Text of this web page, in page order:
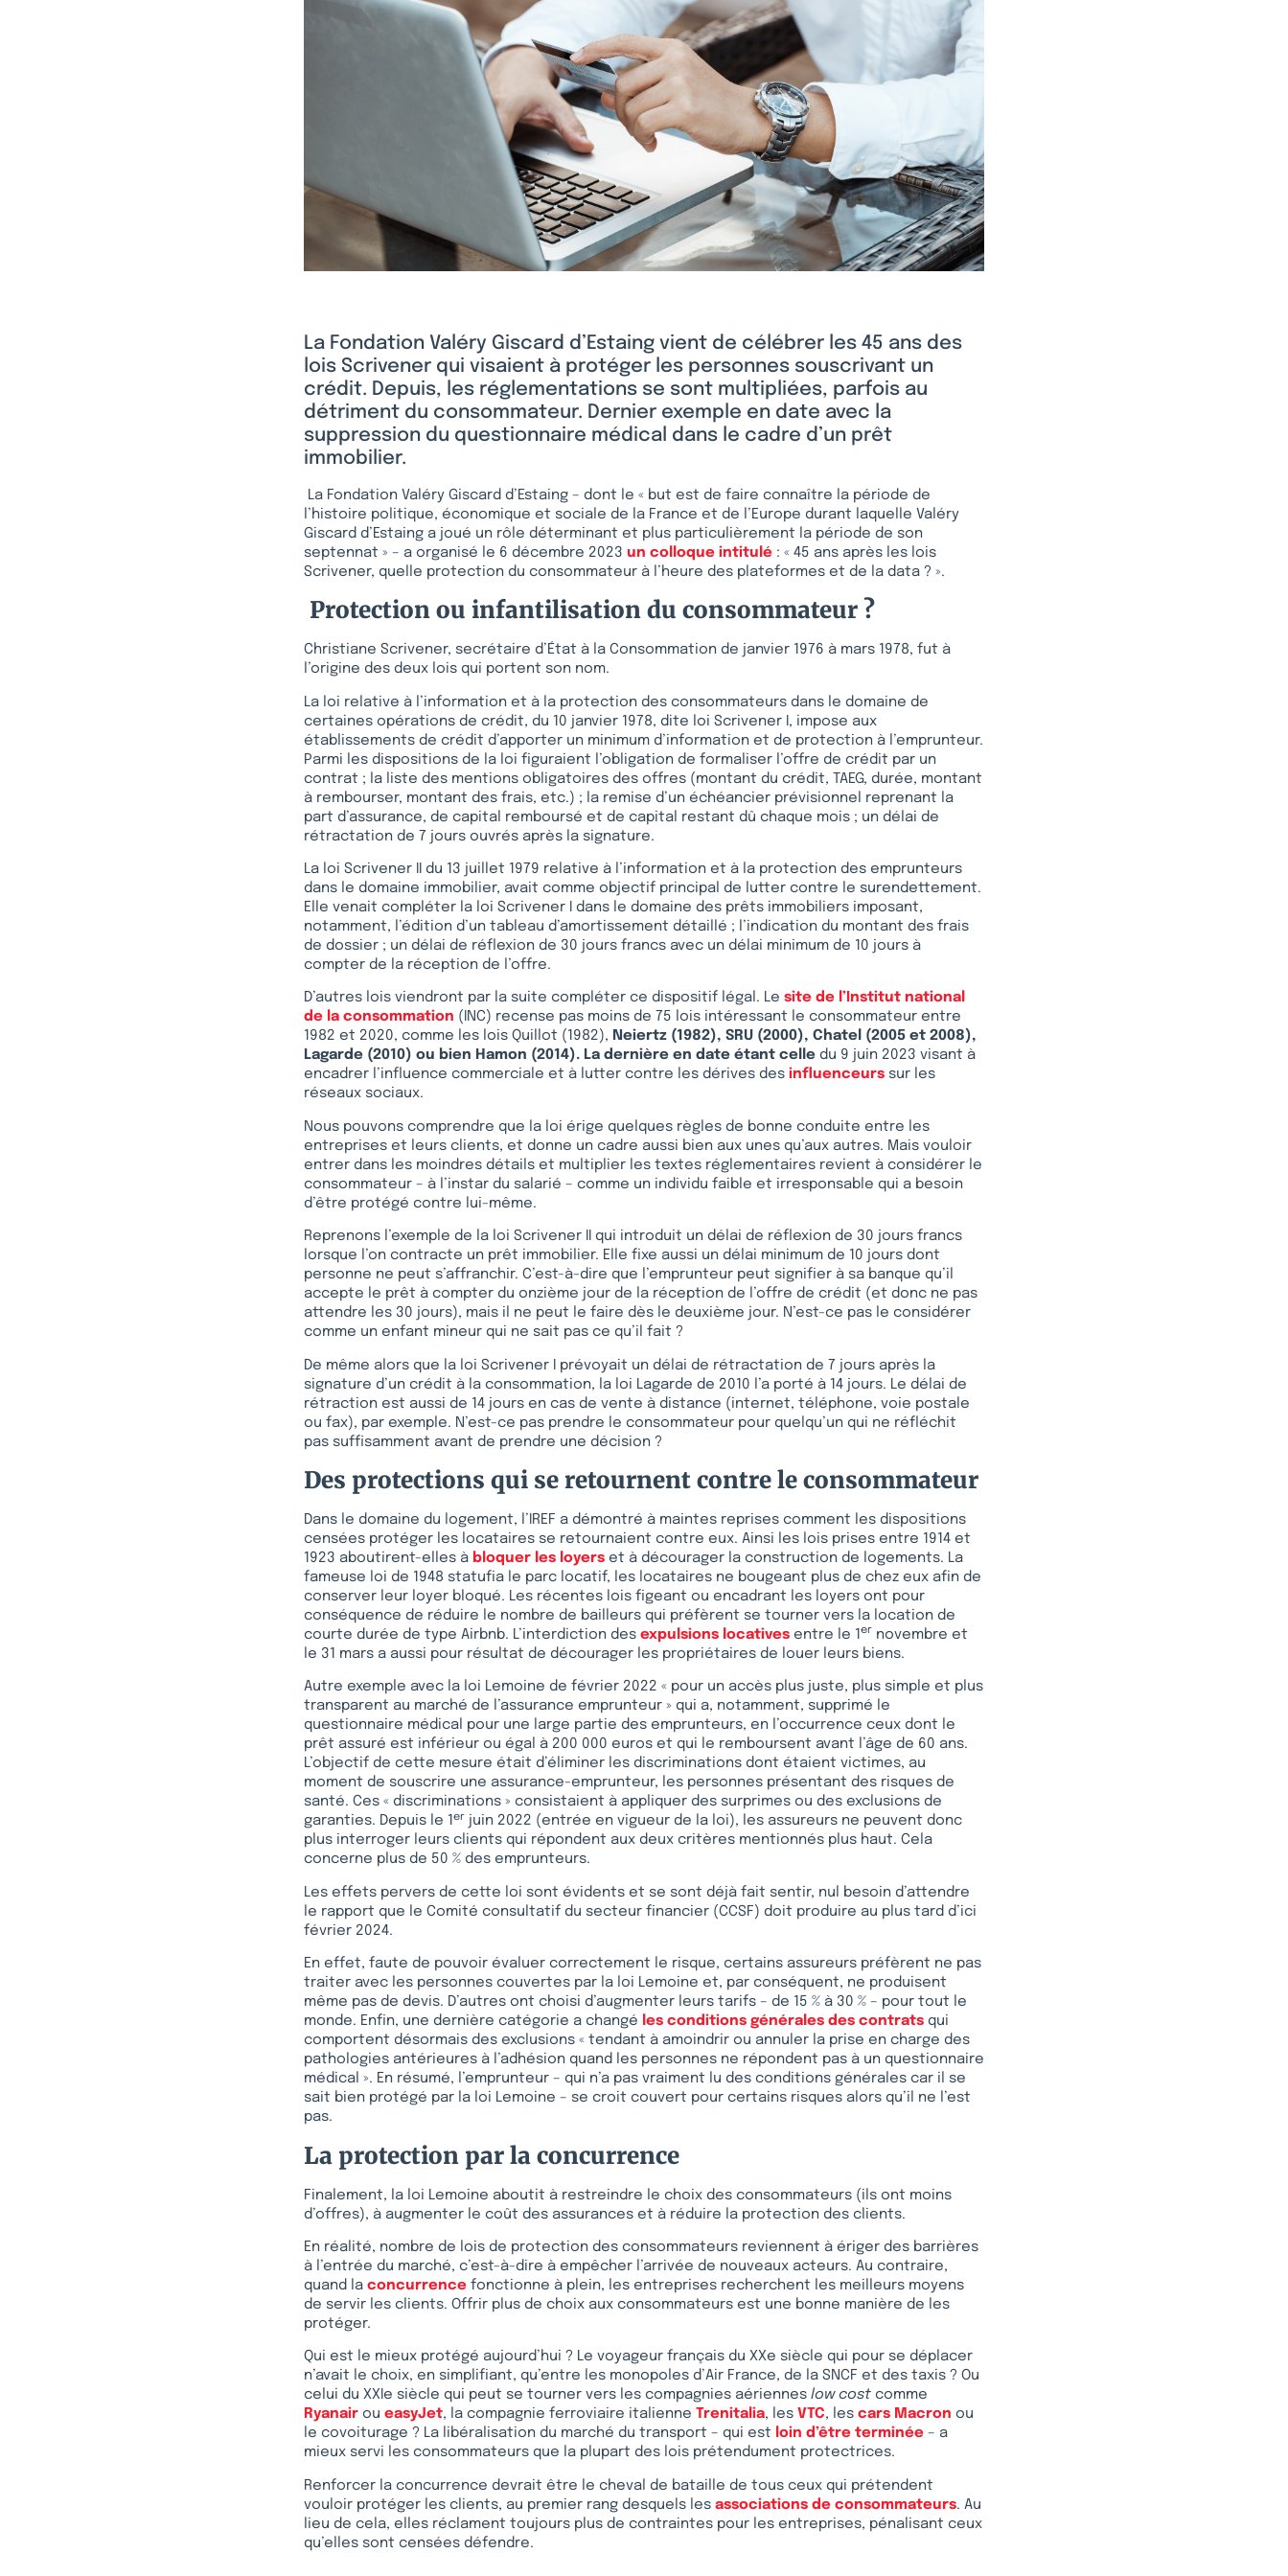
La Fondation Valéry Giscard d’Estaing vient de célébrer les 45 ans des
lois Scrivener qui visaient à protéger les personnes souscrivant un
crédit. Depuis, les réglementations se sont multipliées, parfois au
détriment du consommateur. Dernier exemple en date avec la
suppression du questionnaire médical dans le cadre d’un prêt
immobilier.
La Fondation Valéry Giscard d’Estaing – dont le « but est de faire connaître la période de
l’histoire politique, économique et sociale de la France et de l’Europe durant laquelle Valéry
Giscard d’Estaing a joué un rôle déterminant et plus particulièrement la période de son
septennat » – a organisé le 6 décembre 2023 un colloque intitulé : « 45 ans après les lois
Scrivener, quelle protection du consommateur à l’heure des plateformes et de la data ? ».
Protection ou infantilisation du consommateur ?
Christiane Scrivener, secrétaire d’État à la Consommation de janvier 1976 à mars 1978, fut à
l’origine des deux lois qui portent son nom.
La loi relative à l’information et à la protection des consommateurs dans le domaine de
certaines opérations de crédit, du 10 janvier 1978, dite loi Scrivener I, impose aux
établissements de crédit d’apporter un minimum d’information et de protection à l’emprunteur.
Parmi les dispositions de la loi figuraient l’obligation de formaliser l’offre de crédit par un
contrat ; la liste des mentions obligatoires des offres (montant du crédit, TAEG, durée, montant
à rembourser, montant des frais, etc.) ; la remise d’un échéancier prévisionnel reprenant la
part d’assurance, de capital remboursé et de capital restant dû chaque mois ; un délai de
rétractation de 7 jours ouvrés après la signature.
La loi Scrivener II du 13 juillet 1979 relative à l’information et à la protection des emprunteurs
dans le domaine immobilier, avait comme objectif principal de lutter contre le surendettement.
Elle venait compléter la loi Scrivener I dans le domaine des prêts immobiliers imposant,
notamment, l’édition d’un tableau d’amortissement détaillé ; l’indication du montant des frais
de dossier ; un délai de réflexion de 30 jours francs avec un délai minimum de 10 jours à
compter de la réception de l’offre.
D’autres lois viendront par la suite compléter ce dispositif légal. Le site de l’Institut national
de la consommation (INC) recense pas moins de 75 lois intéressant le consommateur entre
1982 et 2020, comme les lois Quillot (1982), Neiertz (1982), SRU (2000), Chatel (2005 et 2008),
Lagarde (2010) ou bien Hamon (2014). La dernière en date étant celle du 9 juin 2023 visant à
encadrer l’influence commerciale et à lutter contre les dérives des influenceurs sur les
réseaux sociaux.
Nous pouvons comprendre que la loi érige quelques règles de bonne conduite entre les
entreprises et leurs clients, et donne un cadre aussi bien aux unes qu’aux autres. Mais vouloir
entrer dans les moindres détails et multiplier les textes réglementaires revient à considérer le
consommateur – à l’instar du salarié – comme un individu faible et irresponsable qui a besoin
d’être protégé contre lui-même.
Reprenons l’exemple de la loi Scrivener II qui introduit un délai de réflexion de 30 jours francs
lorsque l’on contracte un prêt immobilier. Elle fixe aussi un délai minimum de 10 jours dont
personne ne peut s’affranchir. C’est-à-dire que l’emprunteur peut signifier à sa banque qu’il
accepte le prêt à compter du onzième jour de la réception de l’offre de crédit (et donc ne pas
attendre les 30 jours), mais il ne peut le faire dès le deuxième jour. N’est-ce pas le considérer
comme un enfant mineur qui ne sait pas ce qu’il fait ?
De même alors que la loi Scrivener I prévoyait un délai de rétractation de 7 jours après la
signature d’un crédit à la consommation, la loi Lagarde de 2010 l’a porté à 14 jours. Le délai de
rétraction est aussi de 14 jours en cas de vente à distance (internet, téléphone, voie postale
ou fax), par exemple. N’est-ce pas prendre le consommateur pour quelqu’un qui ne réfléchit
pas suffisamment avant de prendre une décision ?
Des protections qui se retournent contre le consommateur
Dans le domaine du logement, l’IREF a démontré à maintes reprises comment les dispositions
censées protéger les locataires se retournaient contre eux. Ainsi les lois prises entre 1914 et
1923 aboutirent-elles à bloquer les loyers et à décourager la construction de logements. La
fameuse loi de 1948 statufia le parc locatif, les locataires ne bougeant plus de chez eux afin de
conserver leur loyer bloqué. Les récentes lois figeant ou encadrant les loyers ont pour
conséquence de réduire le nombre de bailleurs qui préfèrent se tourner vers la location de
courte durée de type Airbnb. L’interdiction des expulsions locatives entre le 1 er novembre et
le 31 mars a aussi pour résultat de décourager les propriétaires de louer leurs biens.
Autre exemple avec la loi Lemoine de février 2022 « pour un accès plus juste, plus simple et plus
transparent au marché de l’assurance emprunteur » qui a, notamment, supprimé le
questionnaire médical pour une large partie des emprunteurs, en l’occurrence ceux dont le
prêt assuré est inférieur ou égal à 200 000 euros et qui le remboursent avant l’âge de 60 ans.
L’objectif de cette mesure était d’éliminer les discriminations dont étaient victimes, au
moment de souscrire une assurance-emprunteur, les personnes présentant des risques de
santé. Ces « discriminations » consistaient à appliquer des surprimes ou des exclusions de
garanties. Depuis le 1er juin 2022 (entrée en vigueur de la loi), les assureurs ne peuvent donc
plus interroger leurs clients qui répondent aux deux critères mentionnés plus haut. Cela
concerne plus de 50 % des emprunteurs.
Les effets pervers de cette loi sont évidents et se sont déjà fait sentir, nul besoin d’attendre
le rapport que le Comité consultatif du secteur financier (CCSF) doit produire au plus tard d’ici
février 2024.
En effet, faute de pouvoir évaluer correctement le risque, certains assureurs préfèrent ne pas
traiter avec les personnes couvertes par la loi Lemoine et, par conséquent, ne produisent
même pas de devis. D’autres ont choisi d’augmenter leurs tarifs – de 15 % à 30 % – pour tout le
monde. Enfin, une dernière catégorie a changé les conditions générales des contrats qui
comportent désormais des exclusions « tendant à amoindrir ou annuler la prise en charge des
pathologies antérieures à l’adhésion quand les personnes ne répondent pas à un questionnaire
médical ». En résumé, l’emprunteur – qui n’a pas vraiment lu des conditions générales car il se
sait bien protégé par la loi Lemoine – se croit couvert pour certains risques alors qu’il ne l’est
pas.
La protection par la concurrence
Finalement, la loi Lemoine aboutit à restreindre le choix des consommateurs (ils ont moins
d’offres), à augmenter le coût des assurances et à réduire la protection des clients.
En réalité, nombre de lois de protection des consommateurs reviennent à ériger des barrières
à l’entrée du marché, c’est-à-dire à empêcher l’arrivée de nouveaux acteurs. Au contraire,
quand la concurrence fonctionne à plein, les entreprises recherchent les meilleurs moyens
de servir les clients. Offrir plus de choix aux consommateurs est une bonne manière de les
protéger.
Qui est le mieux protégé aujourd’hui ? Le voyageur français du XXe siècle qui pour se déplacer
n’avait le choix, en simplifiant, qu’entre les monopoles d’Air France, de la SNCF et des taxis ? Ou
celui du XXIe siècle qui peut se tourner vers les compagnies aériennes low cost comme
Ryanair ou easyJet, la compagnie ferroviaire italienne Trenitalia, les VTC, les cars Macron ou
le covoiturage ? La libéralisation du marché du transport – qui est loin d’être terminée – a
mieux servi les consommateurs que la plupart des lois prétendument protectrices.
Renforcer la concurrence devrait être le cheval de bataille de tous ceux qui prétendent
vouloir protéger les clients, au premier rang desquels les associations de consommateurs. Au
lieu de cela, elles réclament toujours plus de contraintes pour les entreprises, pénalisant ceux
qu’elles sont censées défendre.